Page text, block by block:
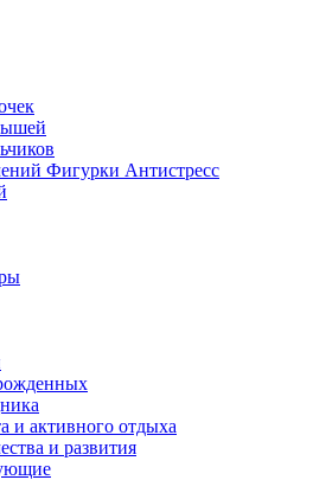
Фигурки Антистресс
и активного отдыха
и развития